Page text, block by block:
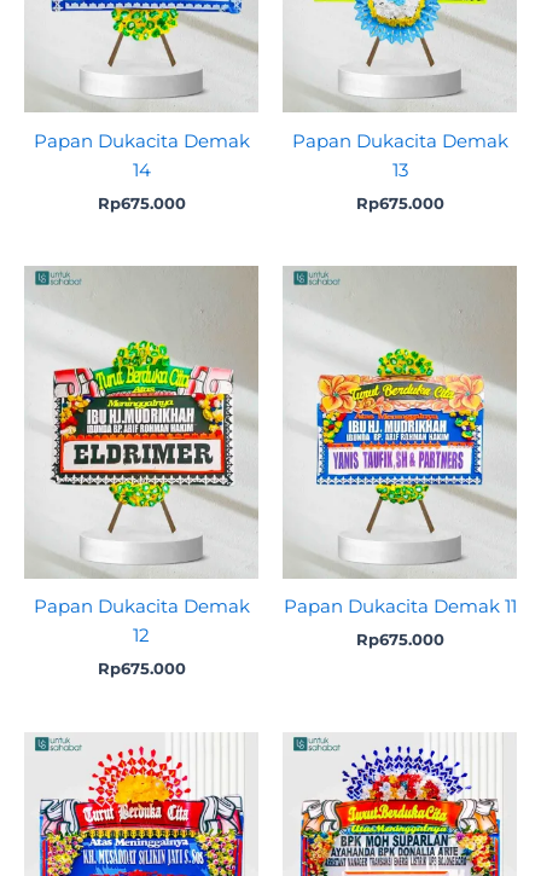
Papan Dukacita Demak
14
Rp675.000
Papan Dukacita Demak
13
Rp675.000
Papan Dukacita Demak
12
Rp675.000
Papan Dukacita Demak 11
Rp675.000